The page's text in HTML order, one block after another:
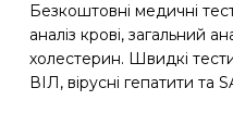
Безкоштовні медичні
аналіз крові, загальний
холестерин. Швидкі тести
ВІЛ, вірусні гепатити та